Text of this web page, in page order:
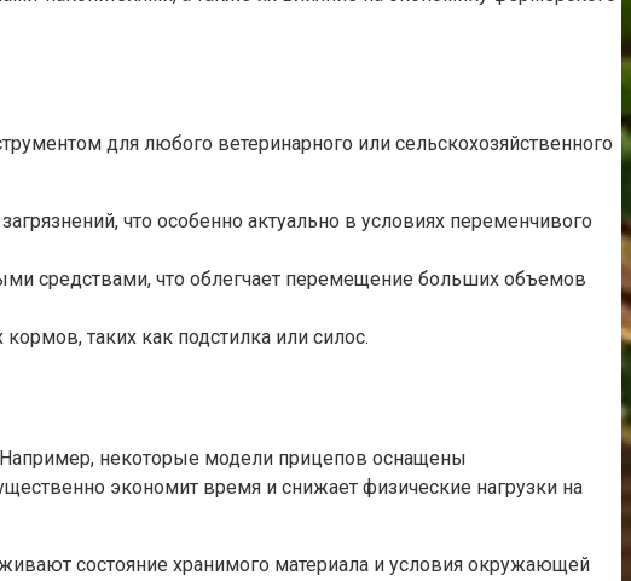
для любого ветеринарного или сельскохозяйственного
что особенно актуально в условиях переменчивого
средствами, что облегчает перемещение больших объемов
таких как подстилка или силос.
Например, некоторые модели прицепов оснащены
экономит время и снижает физические нагрузки на
состояние хранимого материала и условия окружающей